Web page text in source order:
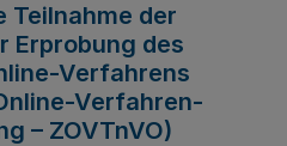
Teilnahme der
Erprobung des
Verfahrens
Verfahren-
– ZOVTnVO)